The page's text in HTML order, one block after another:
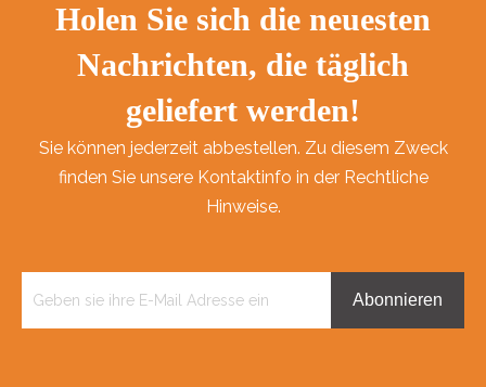
Holen Sie sich die neuesten
Nachrichten, die täglich
geliefert werden!
Sie können jederzeit abbestellen. Zu diesem Zweck
finden Sie unsere Kontaktinfo in der Rechtliche
Hinweise.
Abonnieren